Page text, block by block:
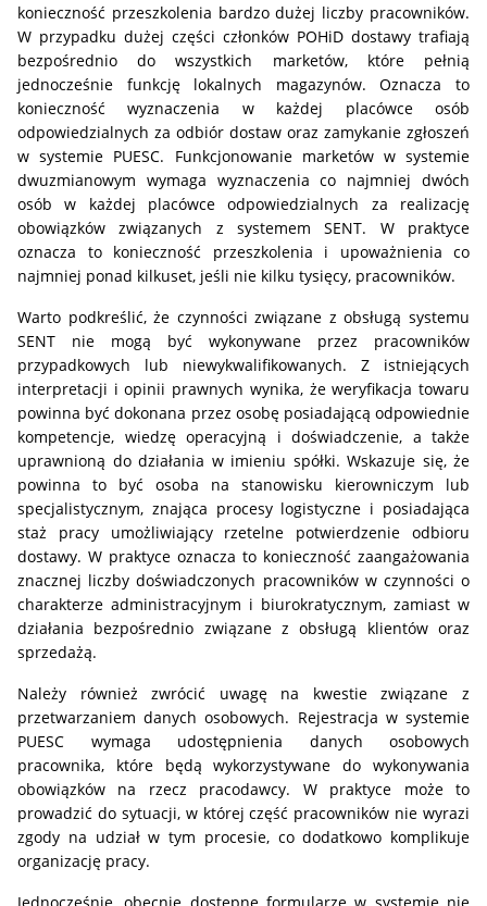
konieczność przeszkolenia bardzo dużej liczby pracowników.
W przypadku dużej części członków POHiD dostawy trafiają
bezpośrednio do wszystkich marketów, które pełnią
jednocześnie funkcję lokalnych magazynów. Oznacza to
konieczność wyznaczenia w każdej placówce osób
odpowiedzialnych za odbiór dostaw oraz zamykanie zgłoszeń
w systemie PUESC. Funkcjonowanie marketów w systemie
dwuzmianowym wymaga wyznaczenia co najmniej dwóch
osób w każdej placówce odpowiedzialnych za realizację
obowiązków związanych z systemem SENT. W praktyce
oznacza to konieczność przeszkolenia i upoważnienia co
najmniej ponad kilkuset, jeśli nie kilku tysięcy, pracowników.
Warto podkreślić, że czynności związane z obsługą systemu
SENT nie mogą być wykonywane przez pracowników
przypadkowych lub niewykwalifikowanych. Z istniejących
interpretacji i opinii prawnych wynika, że weryfikacja towaru
powinna być dokonana przez osobę posiadającą odpowiednie
kompetencje, wiedzę operacyjną i doświadczenie, a także
uprawnioną do działania w imieniu spółki. Wskazuje się, że
powinna to być osoba na stanowisku kierowniczym lub
specjalistycznym, znająca procesy logistyczne i posiadająca
staż pracy umożliwiający rzetelne potwierdzenie odbioru
dostawy. W praktyce oznacza to konieczność zaangażowania
znacznej liczby doświadczonych pracowników w czynności o
charakterze administracyjnym i biurokratycznym, zamiast w
działania bezpośrednio związane z obsługą klientów oraz
sprzedażą.
Należy również zwrócić uwagę na kwestie związane z
przetwarzaniem danych osobowych. Rejestracja w systemie
PUESC wymaga udostępnienia danych osobowych
pracownika, które będą wykorzystywane do wykonywania
obowiązków na rzecz pracodawcy. W praktyce może to
prowadzić do sytuacji, w której część pracowników nie wyrazi
zgody na udział w tym procesie, co dodatkowo komplikuje
organizację pracy.